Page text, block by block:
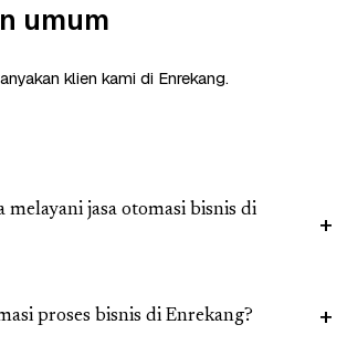
umum
klien kami di Enrekang.
melayani jasa otomasi bisnis di
proses bisnis di Enrekang?